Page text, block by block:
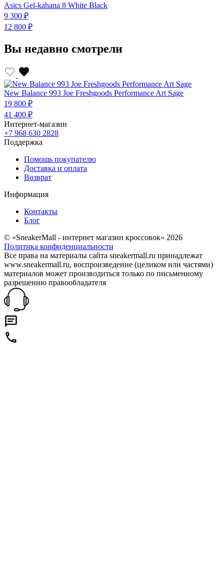
Asics Gel-kahana 8 White Black
9 300 ₽
12 800 ₽
Вы недавно смотрели
New Balance 993 Joe Freshgoods Performance Art Sage
19 800 ₽
41 400 ₽
Интернет-магазин
+7 968 630 2828
Поддержка
Помощь покупателю
Доставка и оплата
Возврат
Информация
Контакты
Блог
© «SneakerMall - интернет магазин кроссовок» 2026
Политика конфиденциальности
Все права на материалы сайта sneakermall.ru принадлежат
www.sneakermall.ru, воспроизведение (целиком или частями)
материалов может производиться только по письменному
разрешению правообладателя